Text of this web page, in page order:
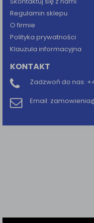
Regulamin sklepu
O firmie
Polityka prywatności
Klauzula informacyjna
KONTAKT
Zadzwoń do nas:
Email: